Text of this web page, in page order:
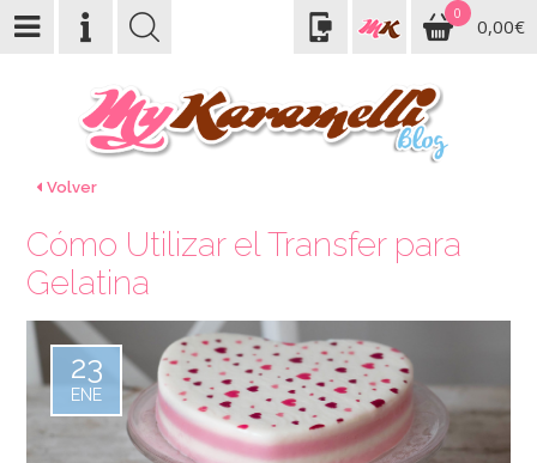
0
0,00€
Volver
Cómo Utilizar el Transfer para
Gelatina
23
ENE